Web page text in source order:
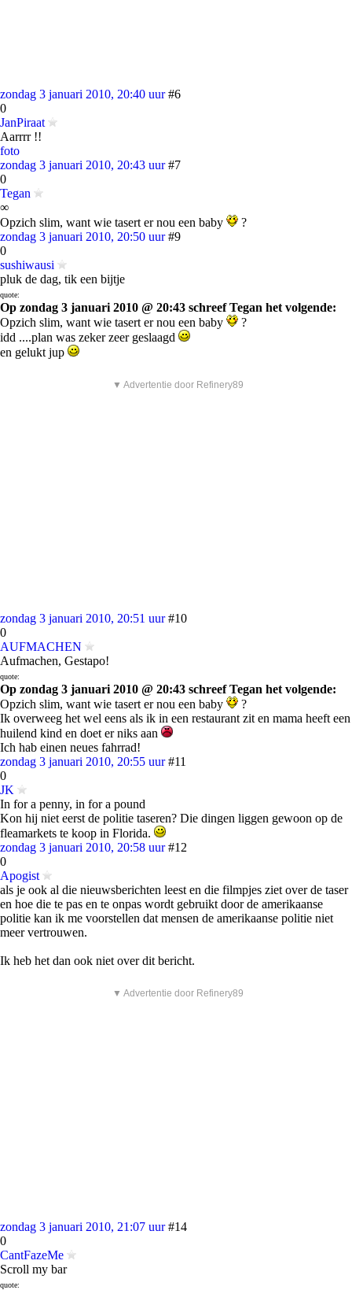
zondag 3 januari 2010, 20:40 uur #6
0
JanPiraat
Aarrrr !!
foto
zondag 3 januari 2010, 20:43 uur #7
0
Tegan
∞
Opzich slim, want wie tasert er nou een baby
?
zondag 3 januari 2010, 20:50 uur #9
0
sushiwausi
pluk de dag, tik een bijtje
quote:
Op zondag 3 januari 2010 @ 20:43 schreef Tegan het volgende:
Opzich slim, want wie tasert er nou een baby
?
idd ....plan was zeker zeer geslaagd
en gelukt jup
▼ Advertentie door Refinery89
zondag 3 januari 2010, 20:51 uur #10
0
AUFMACHEN
Aufmachen, Gestapo!
quote:
Op zondag 3 januari 2010 @ 20:43 schreef Tegan het volgende:
Opzich slim, want wie tasert er nou een baby
?
Ik overweeg het wel eens als ik in een restaurant zit en mama heeft een
huilend kind en doet er niks aan
Ich hab einen neues fahrrad!
zondag 3 januari 2010, 20:55 uur #11
0
JK
In for a penny, in for a pound
Kon hij niet eerst de politie taseren? Die dingen liggen gewoon op de
fleamarkets te koop in Florida.
zondag 3 januari 2010, 20:58 uur #12
0
Apogist
als je ook al die nieuwsberichten leest en die filmpjes ziet over de taser
en hoe die te pas en te onpas wordt gebruikt door de amerikaanse
politie kan ik me voorstellen dat mensen de amerikaanse politie niet
meer vertrouwen.
Ik heb het dan ook niet over dit bericht.
▼ Advertentie door Refinery89
zondag 3 januari 2010, 21:07 uur #14
0
CantFazeMe
Scroll my bar
quote: